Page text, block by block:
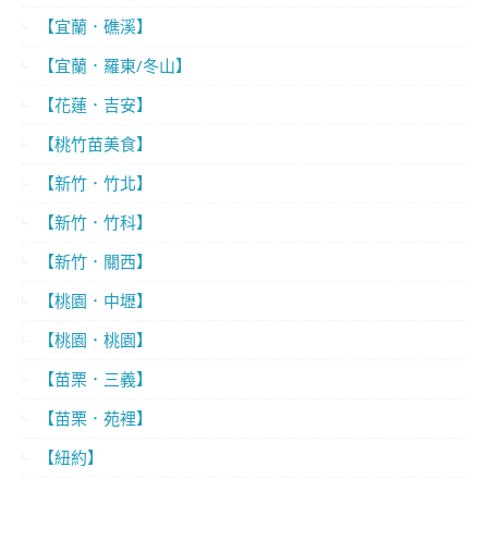
【宜蘭．礁溪】
【宜蘭．羅東/冬山】
【花蓮．吉安】
【桃竹苗美食】
【新竹．竹北】
【新竹．竹科】
【新竹．關西】
【桃園．中壢】
【桃園．桃園】
【苗栗．三義】
【苗栗．苑裡】
【紐約】